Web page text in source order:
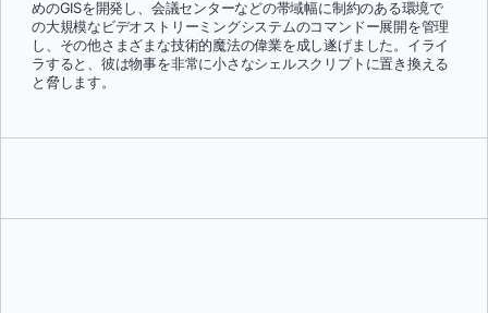
めのGISを開発し、会議センターなどの帯域幅に制約のある環境で
の大規模なビデオストリーミングシステムのコマンドー展開を管理
し、その他さまざまな技術的魔法の偉業を成し遂げました。イライ
ラすると、彼は物事を非常に小さなシェルスクリプトに置き換える
と脅します。